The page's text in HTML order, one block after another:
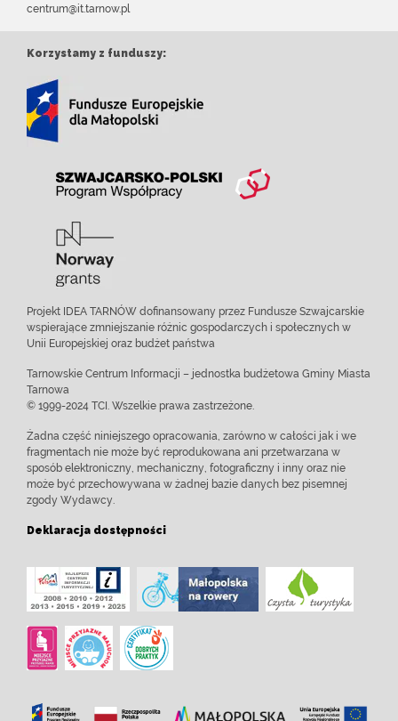
centrum@it.tarnow.pl
Korzystamy z funduszy:
Projekt IDEA TARNÓW dofinansowany przez Fundusze Szwajcarskie
wspierające zmniejszanie różnic gospodarczych i społecznych w
Unii Europejskiej oraz budżet państwa
Tarnowskie Centrum Informacji – jednostka budżetowa Gminy Miasta
Tarnowa
© 1999-2024 TCI. Wszelkie prawa zastrzeżone.
Żadna część niniejszego opracowania, zarówno w całości jak i we
fragmentach nie może być reprodukowana ani przetwarzana w
sposób elektroniczny, mechaniczny, fotograficzny i inny oraz nie
może być przechowywana w żadnej bazie danych bez pisemnej
zgody Wydawcy.
Deklaracja dostępności